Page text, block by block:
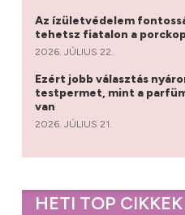
Az ízületvédelem
tehetsz fiatalon a
2026. JÚLIUS 22.
Ezért jobb választás
testpermet, mint a
van
2026. JÚLIUS 21.
HETI TOP CIKKEK